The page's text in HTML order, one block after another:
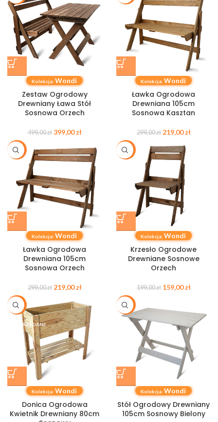
Kolekcja:Wondi
Zestaw Ogrodowy
Drewniany Ława Stół
Sosnowa Orzech
499,00zł 399,00zł
Kolekcja:Wondi
Ławka Ogrodowa
Drewniana 105cm
Sosnowa Kasztan
299,00zł 219,00zł
-27%
Kolekcja:Wondi
Ławka Ogrodowa
Drewniana 105cm
Sosnowa Orzech
299,00zł 219,00zł
-20%
Kolekcja:Wondi
Krzesło Ogrodowe
Drewniane Sosnowe
Orzech
199,00zł 159,00zł
-27%
WYPRZEDANE
Kolekcja:Wondi
Donica Ogrodowa
Kwietnik Drewniany 80cm
-30%
Kolekcja:Wondi
Stół Ogrodowy Drewniany
105cm Sosnowy Bielony